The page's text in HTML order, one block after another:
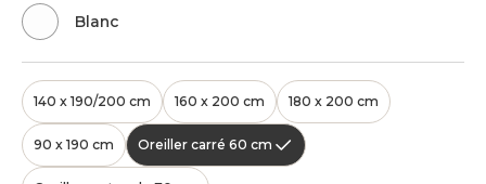
Blanc
140 x 190/200 cm 160 x 200 cm 180 x 200 cm
90 x 190 cm Oreiller carré 60 cm